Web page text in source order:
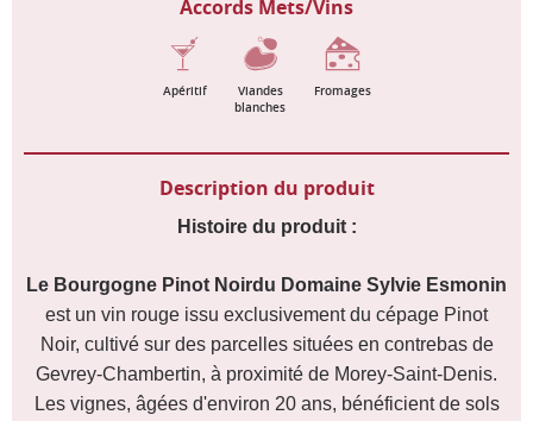
Accords Mets/Vins
Apéritif
Viandes
blanches
Fromages
Description du produit
Histoire du produit :
Le Bourgogne Pinot Noirdu Domaine Sylvie Esmonin
est un vin rouge issu exclusivement du cépage Pinot
Noir, cultivé sur des parcelles situées en contrebas de
Gevrey-Chambertin, à proximité de Morey-Saint-Denis.
Les vignes, âgées d'environ 20 ans, bénéficient de sols